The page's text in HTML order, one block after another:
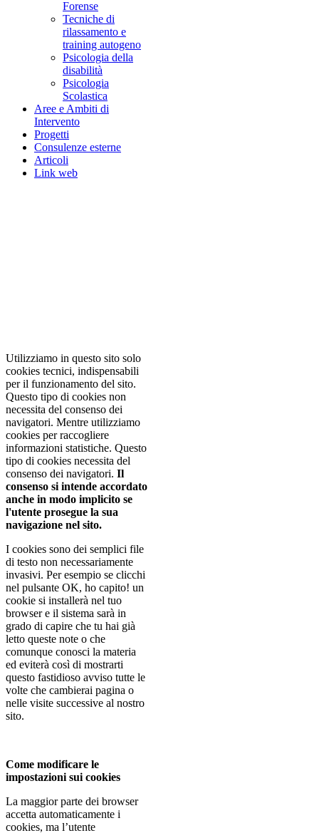
Forense
Tecniche di
rilassamento e
training autogeno
Psicologia della
disabilità
Psicologia
Scolastica
Aree e Ambiti di
Intervento
Progetti
Consulenze esterne
Articoli
Link web
Utilizziamo in questo sito solo
cookies tecnici, indispensabili
per il funzionamento del sito.
Questo tipo di cookies non
necessita del consenso dei
navigatori. Mentre utilizziamo
cookies per raccogliere
informazioni statistiche. Questo
tipo di cookies necessita del
consenso dei navigatori. Il
consenso si intende accordato
anche in modo implicito se
l'utente prosegue la sua
navigazione nel sito.
I cookies sono dei semplici file
di testo non necessariamente
invasivi. Per esempio se clicchi
nel pulsante OK, ho capito! un
cookie si installerà nel tuo
browser e il sistema sarà in
grado di capire che tu hai già
letto queste note o che
comunque conosci la materia
ed eviterà così di mostrarti
questo fastidioso avviso tutte le
volte che cambierai pagina o
nelle visite successive al nostro
sito.
Come modificare le
impostazioni sui cookies
La maggior parte dei browser
accetta automaticamente i
cookies, ma l’utente